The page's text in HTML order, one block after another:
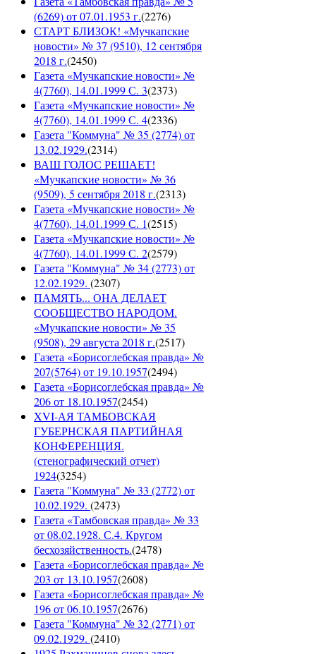
(6269) от 07.01.1953 г.(2276)
СТАРТ БЛИЗОК! «Мучкапские
новости» № 37 (9510), 12 сентября
2018 г.(2450)
Газета «Мучкапские новости» №
4(7760), 14.01.1999 С. 3(2373)
Газета «Мучкапские новости» №
4(7760), 14.01.1999 С. 4(2336)
Газета "Коммуна" № 35 (2774) от
13.02.1929.(2314)
ВАШ ГОЛОС РЕШАЕТ!
«Мучкапские новости» № 36
(9509), 5 сентября 2018 г.(2313)
Газета «Мучкапские новости» №
4(7760), 14.01.1999 С. 1(2515)
Газета «Мучкапские новости» №
4(7760), 14.01.1999 С. 2(2579)
Газета "Коммуна" № 34 (2773) от
12.02.1929. (2307)
ПАМЯТЬ... ОНА ДЕЛАЕТ
СООБЩЕСТВО НАРОДОМ.
«Мучкапские новости» № 35
(9508), 29 августа 2018 г.(2517)
Газета «Борисоглебская правда» №
207(5764) от 19.10.1957(2494)
Газета «Борисоглебская правда» №
206 от 18.10.1957(2454)
XVI-АЯ ТАМБОВСКАЯ
ГУБЕРНСКАЯ ПАРТИЙНАЯ
КОНФЕРЕНЦИЯ.
(стенографический отчет)
1924(3254)
Газета "Коммуна" № 33 (2772) от
10.02.1929. (2473)
Газета «Тамбовская правда» № 33
от 08.02.1928. С.4. Кругом
бесхозяйственность.(2478)
Газета «Борисоглебская правда» №
203 от 13.10.1957(2608)
Газета «Борисоглебская правда» №
196 от 06.10.1957(2676)
Газета "Коммуна" № 32 (2771) от
09.02.1929. (2410)